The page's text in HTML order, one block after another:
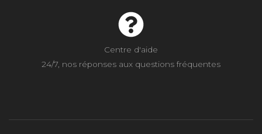
Centre d'aide
24/7, nos réponses aux questions fréquentes